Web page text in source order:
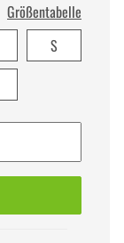
Größentabelle
S